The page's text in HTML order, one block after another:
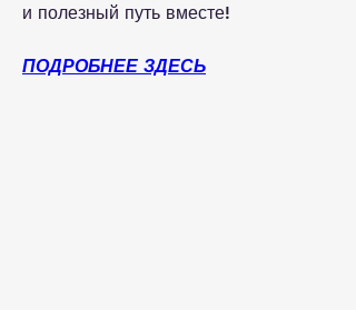
и полезный путь вместе!
ПОДРОБНЕЕ ЗДЕСЬ